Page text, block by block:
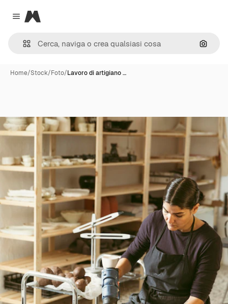
Close menu
Magnific
Cerca
Home/Stock/Foto/Lavoro di artigiano …